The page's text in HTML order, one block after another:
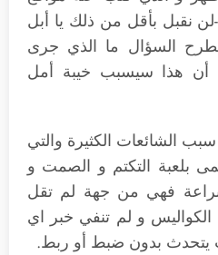
لن نقبل بأقل من ذلك يا أبل
5- وهنا نطرح السؤال ما الذي جرى
أن هذا سيسبب خيبة أمل
الشائعات الكثيرة والتي
بلعبة التكتم و الصمت و
ببراعة فهي من جهة لم تقل
و لم تنفي خبر اي
بدون ضبط أو ربط.